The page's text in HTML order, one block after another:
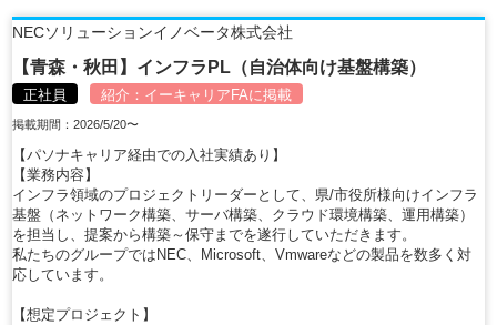
NECソリューションイノベータ株式会社
【青森・秋田】インフラPL（自治体向け基盤構築）
正社員 紹介： イーキャリアFAに掲載
掲載期間：2026/5/20〜
【パソナキャリア経由での入社実績あり】
【業務内容】
インフラ領域のプロジェクトリーダーとして、県/市役所様向けインフラ
基盤（ネットワーク構築、サーバ構築、クラウド環境構築、運用構築）
を担当し、提案から構築～保守までを遂行していただきます。
私たちのグループではNEC、Microsoft、Vmwareなどの製品を数多く対
応しています。
【想定プロジェクト】